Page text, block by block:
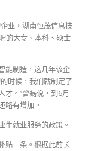
业，湖南恒茂信息技
的大专、本科、硕士
能制造，这几年该企
时候，我们就制定了
才。”曾磊说，到6月
略有增加。
生就业服务的政策。
贴一条。根据此前长